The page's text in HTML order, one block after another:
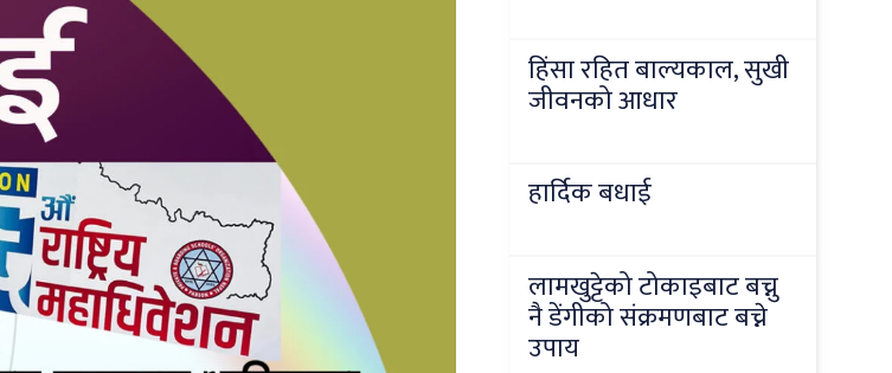
हिंसा रहित बाल्यकाल, सुखी
जीवनको आधार
हार्दिक बधाई
लामखुट्टेको टोकाइबाट बच्नु
नै डेंगीको संक्रमणबाट बच्ने
उपाय